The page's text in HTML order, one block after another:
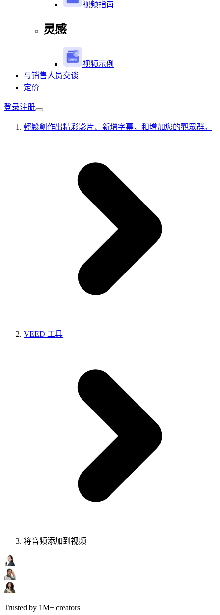
视频指南
灵感
视频示例
与销售人员交谈
定价
登录注册
輕鬆創作出精彩影片、新增字幕，和增加您的觀眾群。
VEED 工具
将音频添加到视频
Trusted by 1M+ creators